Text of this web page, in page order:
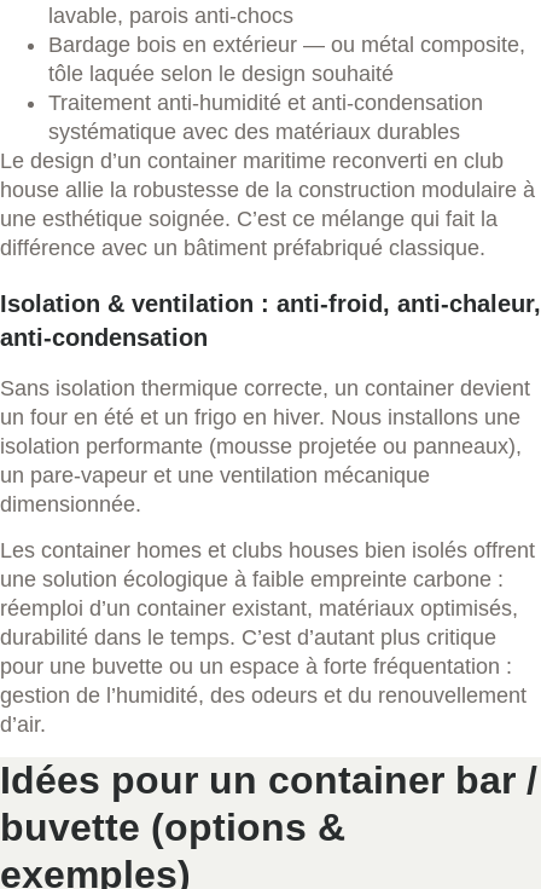
lavable, parois anti-chocs
Bardage bois en extérieur — ou métal composite,
tôle laquée selon le design souhaité
Traitement anti-humidité et anti-condensation
systématique avec des matériaux durables
Le design d’un container maritime reconverti en club
house allie la robustesse de la construction modulaire à
une esthétique soignée. C’est ce mélange qui fait la
différence avec un bâtiment préfabriqué classique.
Isolation & ventilation : anti-froid, anti-chaleur,
anti-condensation
Sans isolation thermique correcte, un container devient
un four en été et un frigo en hiver. Nous installons une
isolation performante (mousse projetée ou panneaux),
un pare-vapeur et une ventilation mécanique
dimensionnée.
Les container homes et clubs houses bien isolés offrent
une solution écologique à faible empreinte carbone :
réemploi d’un container existant, matériaux optimisés,
durabilité dans le temps. C’est d’autant plus critique
pour une buvette ou un espace à forte fréquentation :
gestion de l’humidité, des odeurs et du renouvellement
d’air.
Idées pour un container bar /
buvette (options &
exemples)